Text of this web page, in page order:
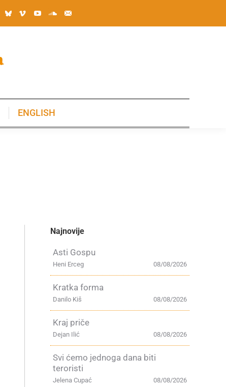
ENGLISH
Najnovije
Asti Gospu
08/08/2026
Heni Erceg
Kratka forma
08/08/2026
Danilo Kiš
Kraj priče
08/08/2026
Dejan Ilić
Svi ćemo jednoga dana biti
teroristi
08/08/2026
Jelena Cupać
ENGLISH